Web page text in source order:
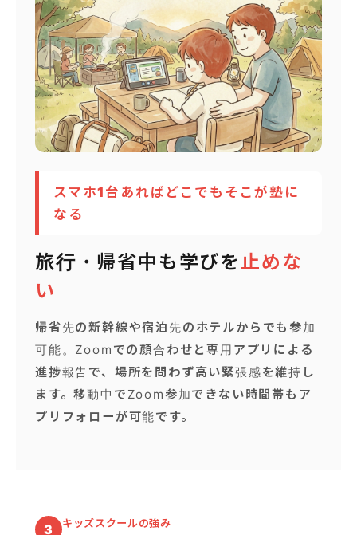
スマホ1台あればどこでもそこが塾に
なる
旅行・帰省中も学びを止めな
い
帰省先の新幹線や宿泊先のホテルからでも参加
可能。Zoomでの顔合わせと専用アプリによる
進捗報告で、場所を問わず高い緊張感を維持し
ます。移動中でZoom参加できない時間帯もア
プリフォローが可能です。
3 キッズスクールの強み